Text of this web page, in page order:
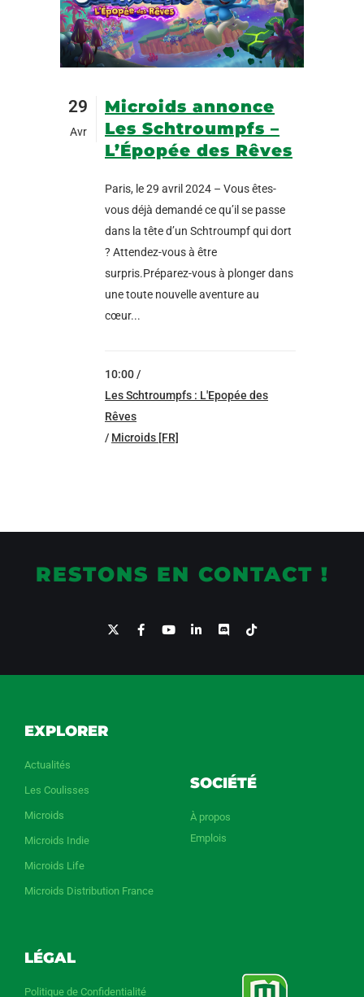
29
Avr
Microids annonce
Les Schtroumpfs –
L’Épopée des Rêves
Paris, le 29 avril 2024 – Vous êtes-
vous déjà demandé ce qu’il se passe
dans la tête d’un Schtroumpf qui dort
? Attendez-vous à être
surpris.Préparez-vous à plonger dans
une toute nouvelle aventure au
cœur...
10:00 /
Les Schtroumpfs : L'Epopée des
Rêves
/ Microids [FR]
RESTONS EN CONTACT !
EXPLORER
Actualités
Les Coulisses
Microids
Microids Indie
Microids Life
Microids Distribution France
SOCIÉTÉ
À propos
Emplois
LÉGAL
Politique de Confidentialité